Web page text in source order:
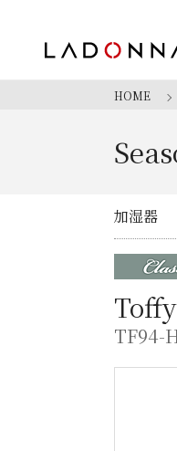
HOME
加湿器
TF94-